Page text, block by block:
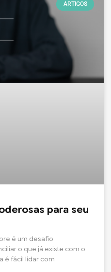
ARTIGOS
para seu
é um desafio
o que já existe com o
é fácil lidar com